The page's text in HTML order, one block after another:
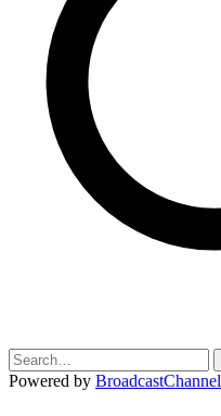
Powered by BroadcastChannel